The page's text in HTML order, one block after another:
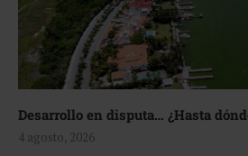
Desarrollo en disputa… ¿Hasta
4 agosto, 2026